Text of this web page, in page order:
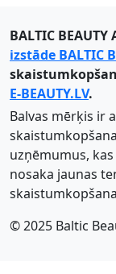
BALTIC
izstāde BALTIC
E-BEAUTY.LV.
Balvas mērķis ir
uzņēmumus,
nosaka jaunas
© 2025 Baltic